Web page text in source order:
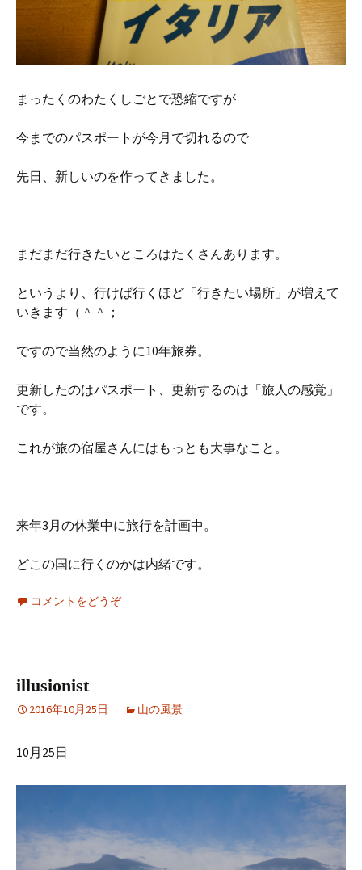
まったくのわたくしごとで恐縮ですが
今までのパスポートが今月で切れるので
先日、新しいのを作ってきました。
まだまだ行きたいところはたくさんあります。
というより、行けば行くほど「行きたい場所」が増えて
いきます（＾＾；
ですので当然のように10年旅券。
更新したのはパスポート、更新するのは「旅人の感覚」
です。
これが旅の宿屋さんにはもっとも大事なこと。
来年3月の休業中に旅行を計画中。
どこの国に行くのかは内緒です。
コメントをどうぞ
illusionist
2016年10月25日 山の風景
10月25日